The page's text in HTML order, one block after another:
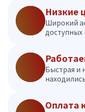
Низкие
Широкий
доступных
Быстрая и
Оплата